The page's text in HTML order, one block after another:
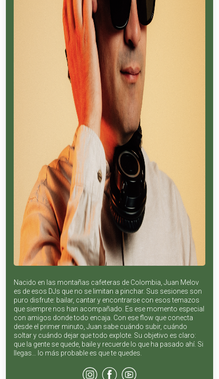
Nacido en las montañas cafeteras de Colombia, Juan Melov
es de esos DJs que no se limitan a pinchar. Sus sesiones son
puro disfrute: bailar, cantar y encontrarse con esos temazos
que siempre nos han acompañado. Es ese momento especial
con amigos donde todo encaja. Con ese flow que conecta
desde el primer minuto, Juan sabe cuándo subir, cuándo
soltar y cuándo dejar que todo explote. Su objetivo es claro:
que la gente se quede, baile y recuerde lo que ha pasado ahí. Si
llegas… lo más probable es que te quedes.